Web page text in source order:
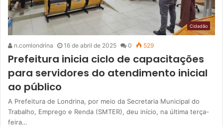
Cidadão
n.comlondrina 16 de abril de 2025 0 529
Prefeitura inicia ciclo de capacitações
para servidores do atendimento inicial
ao público
A Prefeitura de Londrina, por meio da Secretaria Municipal do
Trabalho, Emprego e Renda (SMTER), deu início, na última terça-
feira…